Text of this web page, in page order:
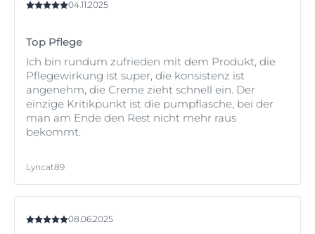
04.11.2025
Top Pflege
Ich bin rundum zufrieden mit dem Produkt, die
Pflegewirkung ist super, die konsistenz ist
angenehm, die Creme zieht schnell ein. Der
einzige Kritikpunkt ist die pumpflasche, bei der
man am Ende den Rest nicht mehr raus
bekommt.
Lyncat89
08.06.2025